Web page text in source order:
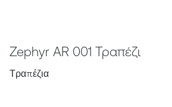
Zephyr AR 001 Τραπέζι
Τραπέζια